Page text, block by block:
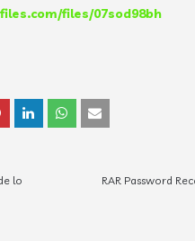
files/07sod98bh
RAR Password
lo